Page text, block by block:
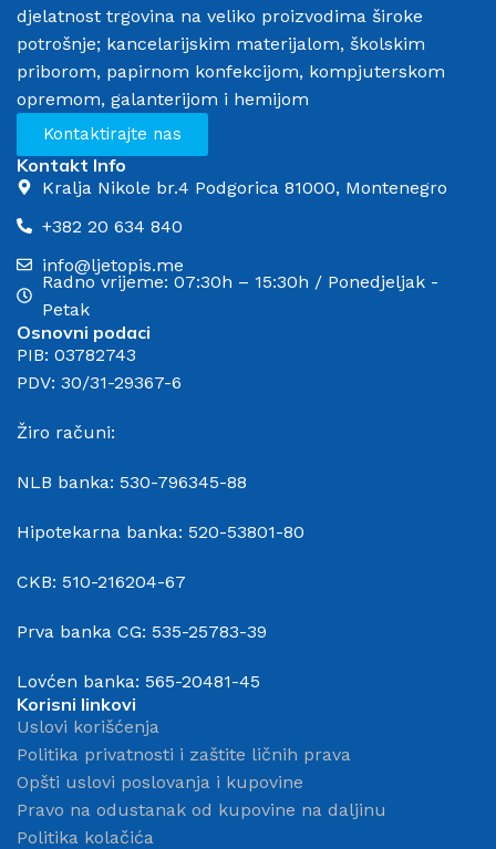
djelatnost trgovina na veliko proizvodima široke
potrošnje; kancelarijskim materijalom, školskim
priborom, papirnom konfekcijom, kompjuterskom
opremom, galanterijom i hemijom
Kontaktirajte nas
Kontakt Info
Kralja Nikole br.4 Podgorica 81000, Montenegro
+382 20 634 840
info@ljetopis.me
Radno vrijeme: 07:30h – 15:30h / Ponedjeljak -
Petak
Osnovni podaci
PIB: 03782743
PDV: 30/31-29367-6
Žiro računi:
NLB banka: 530-796345-88
Hipotekarna banka: 520-53801-80
CKB: 510-216204-67
Prva banka CG: 535-25783-39
Lovćen banka: 565-20481-45
Korisni linkovi
Uslovi korišćenja
Politika privatnosti i zaštite ličnih prava
Opšti uslovi poslovanja i kupovine
Pravo na odustanak od kupovine na daljinu
Politika kolačića